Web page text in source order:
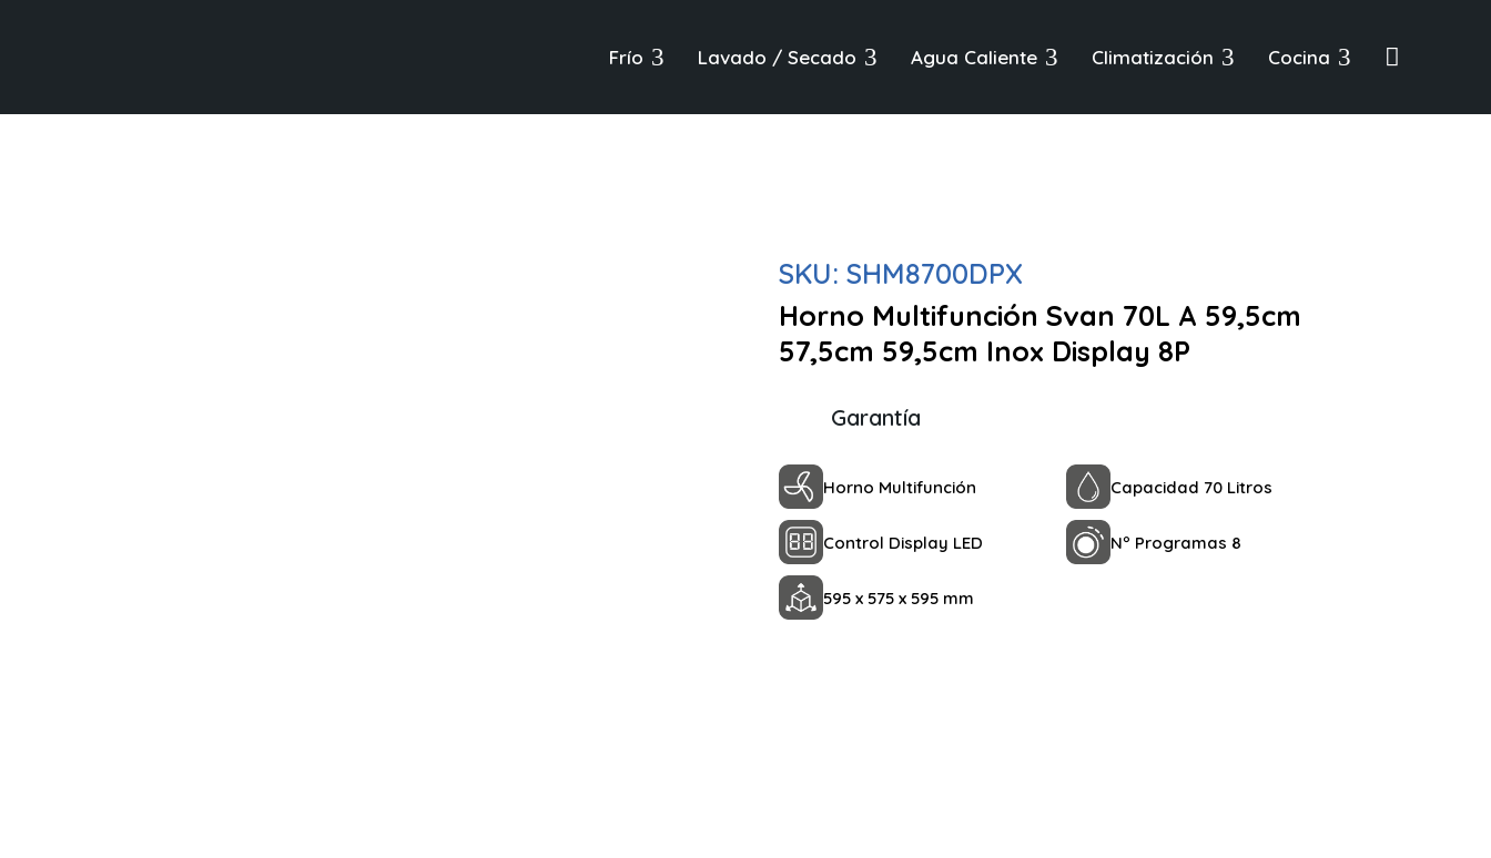
3
Frío 3
Lavado / Secado 3
Agua Caliente 3
Climatización 3
Cocina 
SKU: SHM8700DPX
Horno Multifunción Svan 70L A 59,5cm
57,5cm 59,5cm Inox Display 8P
Garantía
Horno Multifunción Capacidad 70 Litros
Control Display LED Nº Programas 8
595 x 575 x 595 mm